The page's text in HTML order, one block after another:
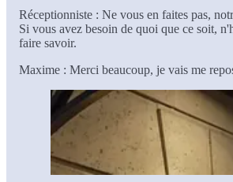
Réceptionniste : Ne vous en faites pas,
Si vous avez besoin de quoi que ce soit,
faire savoir.
Maxime : Merci beaucoup, je vais me